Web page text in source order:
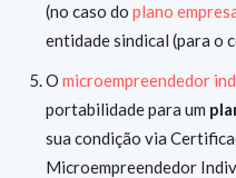
(no caso do plano
entidade sindical (para o
O microempreendedor
portabilidade para um
sua condição via
Microempreendedor